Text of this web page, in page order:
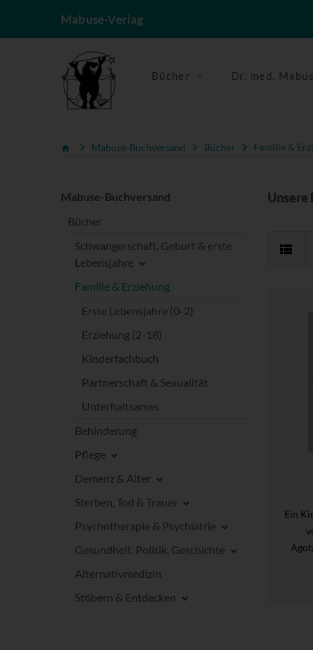
Mabuse-Verlag
Bücher Dr. med.
Mabuse-Buchversand Bücher Familie &
Mabuse-Buchversand
Bücher
Schwangerschaft, Geburt & erste
Lebensjahre
Familie & Erziehung
Erste Lebensjahre (0-2)
Erziehung (2-18)
Kinderfachbuch
Partnerschaft & Sexualität
Unterhaltsames
Behinderung
Pflege
Demenz & Alter
Sterben, Tod & Trauer
Psychotherapie & Psychiatrie
Gesundheit, Politik, Geschichte
Alternativmedizin
Stöbern & Entdecken
Unsere
Ein